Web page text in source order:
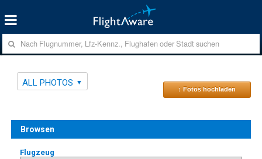
ALL PHOTOS
↑ Fotos hochladen
Browsen
Flugzeug